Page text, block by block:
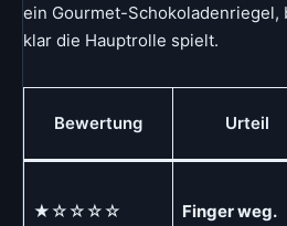
ein Gourmet-Schokoladenriegel,
klar die Hauptrolle spielt.
Bewertung Urteil
★☆☆☆☆ Finger weg.